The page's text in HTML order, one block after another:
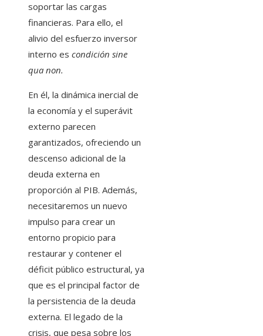
soportar las cargas
financieras. Para ello, el
alivio del esfuerzo inversor
interno es condición sine
qua non.
En él, la dinámica inercial de
la economía y el superávit
externo parecen
garantizados, ofreciendo un
descenso adicional de la
deuda externa en
proporción al PIB. Además,
necesitaremos un nuevo
impulso para crear un
entorno propicio para
restaurar y contener el
déficit público estructural, ya
que es el principal factor de
la persistencia de la deuda
externa. El legado de la
crisis, que pesa sobre los